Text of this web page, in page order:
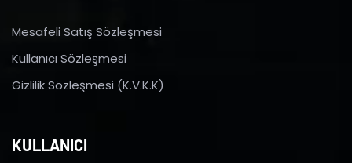
Mesafeli Satış Sözleşmesi
Kullanıcı Sözleşmesi
Gizlilik Sözleşmesi (K.V.K.K)
KULLANICI